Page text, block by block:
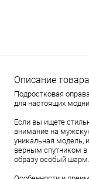
Описание
Подростковая
для настоящих
Если вы ищете
внимание на
уникальная модель,
верным спутником
образу особый шарм.